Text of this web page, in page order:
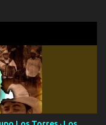
falta mucho para
Madrid Milán y también
es mi fragancia
pic si no se han dado